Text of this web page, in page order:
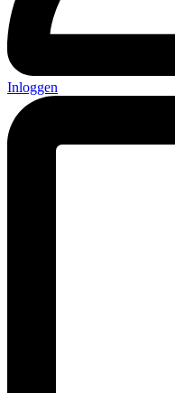
Inloggen